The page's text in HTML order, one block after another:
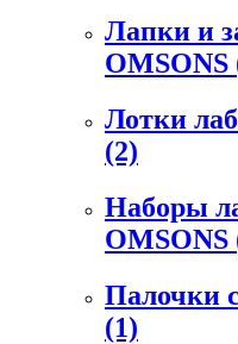
Лапки и
OMSONS
Лотки
(2)
Наборы
OMSONS
Палочки
(1)